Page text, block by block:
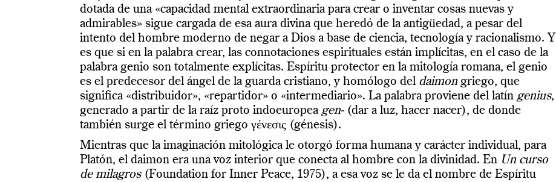
dotada de una «capacidad mental extraordinaria para crear o inventar cosas nuevas y
admirables» sigue cargada de esa aura divina que heredó de la antigüedad, a pesar del
intento del hombre moderno de negar a Dios a base de ciencia, tecnología y racionalismo. Y
es que si en la palabra crear, las connotaciones espirituales están implícitas, en el caso de la
palabra genio son totalmente explícitas. Espíritu protector en la mitología romana, el genio
es el predecesor del ángel de la guarda cristiano, y homólogo del daimongriego, que
significa «distribuidor», «repartidor» o «intermediario». La palabra proviene del latín genius,
generado a partir de la raíz proto indoeuropea gen-(dar a luz, hacer nacer), de donde
también surge el término griego γένεσις (génesis).
Mientras que la imaginación mitológica le otorgó forma humana y carácter individual, para
Platón, el daimon era una voz interior que conecta al hombre con la divinidad. En Un curso
de milagros(Foundation for Inner Peace, 1975), a esa voz se le da el nombre de Espíritu